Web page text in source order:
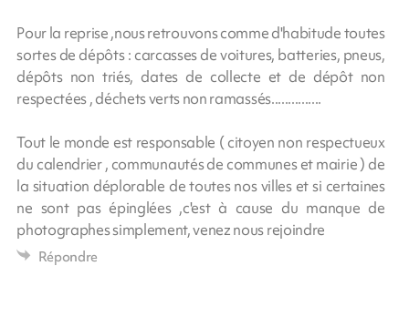
Pour la reprise ,nous retrouvons comme d'habitude toutes
sortes de dépôts : carcasses de voitures, batteries, pneus,
dépôts non triés, dates de collecte et de dépôt non
respectées , déchets verts non ramassés...............
Tout le monde est responsable ( citoyen non respectueux
du calendrier , communautés de communes et mairie ) de
la situation déplorable de toutes nos villes et si certaines
ne sont pas épinglées ,c'est à cause du manque de
photographes simplement, venez nous rejoindre
Répondre